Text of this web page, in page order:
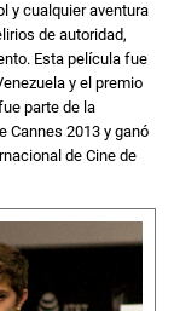
y cualquier aventura
de autoridad,
Esta película fue
y el premio
parte de la
Cannes 2013 y ganó
de Cine de